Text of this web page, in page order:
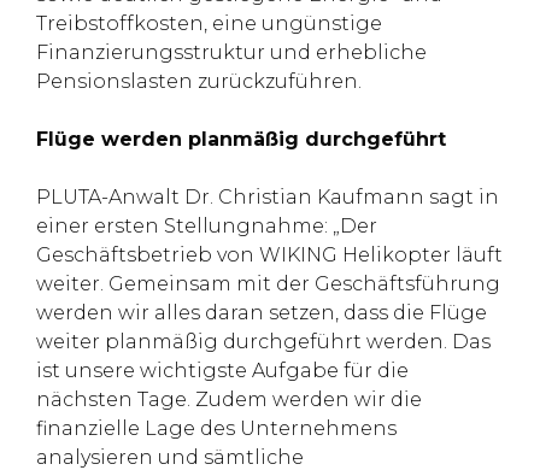
Treibstoffkosten, eine ungünstige
Finanzierungsstruktur und erhebliche
Pensionslasten zurückzuführen.
Flüge werden planmäßig durchgeführt
PLUTA-Anwalt Dr. Christian Kaufmann sagt in
einer ersten Stellungnahme: „Der
Geschäftsbetrieb von WIKING Helikopter läuft
weiter. Gemeinsam mit der Geschäftsführung
werden wir alles daran setzen, dass die Flüge
weiter planmäßig durchgeführt werden. Das
ist unsere wichtigste Aufgabe für die
nächsten Tage. Zudem werden wir die
finanzielle Lage des Unternehmens
analysieren und sämtliche